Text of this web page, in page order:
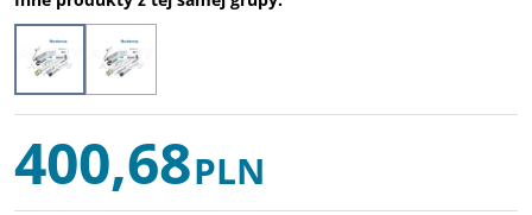
400,68PLN